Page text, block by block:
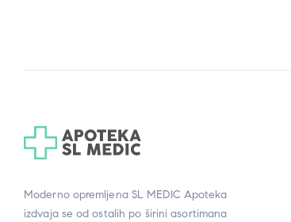
Moderno opremljena SL MEDIC Apoteka
izdvaja se od ostalih po širini asortimana